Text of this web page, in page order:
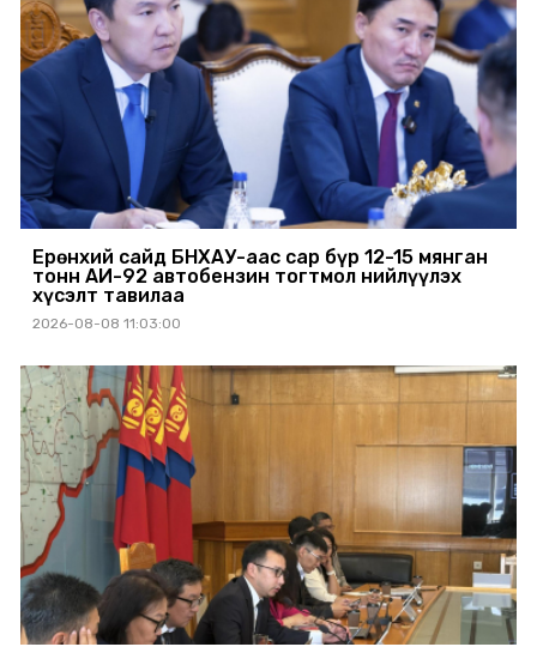
Ерөнхий сайд БНХАУ-аас сар бүр 12-15 мянган
тонн АИ-92 автобензин тогтмол нийлүүлэх
хүсэлт тавилаа
2026-08-08 11:03:00